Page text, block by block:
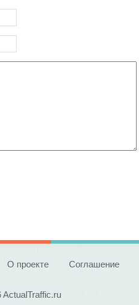
О проекте Соглашение